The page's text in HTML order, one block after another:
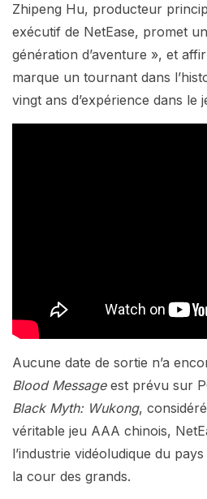
Zhipeng Hu, producteur
exécutif de NetEase, promet
génération d’aventure », et
marque un tournant dans
vingt ans d’expérience dans le
Aucune date de sortie n’a
Blood Messageest prévu sur
Black Myth: Wukong,
véritable jeu AAA chinois,
l’industrie vidéoludique du
la cour des grands.